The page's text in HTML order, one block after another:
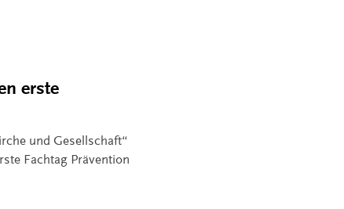
erste
und Gesellschaft“
Fachtag Prävention